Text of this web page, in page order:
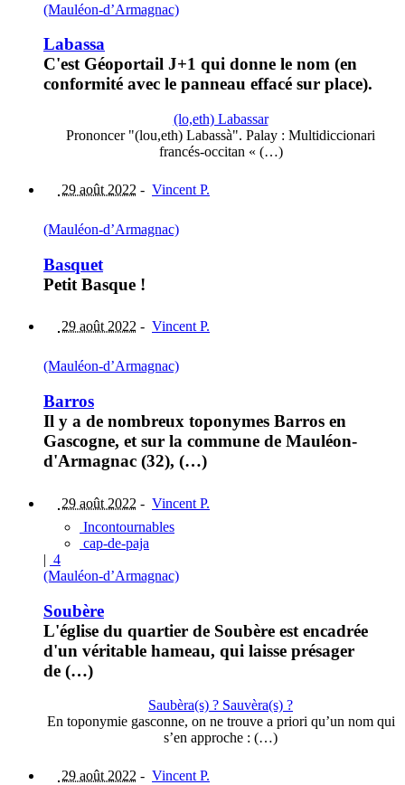
(Mauléon-d’Armagnac)
Labassa
C'est Géoportail J+1 qui donne le nom (en
conformité avec le panneau effacé sur place).
(lo,eth) Labassar
Prononcer "(lou,eth) Labassà". Palay : Multidiccionari
francés-occitan « (…)
29 août 2022 - Vincent P.
(Mauléon-d’Armagnac)
Basquet
Petit Basque !
29 août 2022 - Vincent P.
(Mauléon-d’Armagnac)
Barros
Il y a de nombreux toponymes Barros en
Gascogne, et sur la commune de Mauléon-
d'Armagnac (32), (…)
29 août 2022 - Vincent P.
Incontournables
cap-de-paja
| 4
(Mauléon-d’Armagnac)
Soubère
L'église du quartier de Soubère est encadrée
d'un véritable hameau, qui laisse présager
de (…)
Saubèra(s) ? Sauvèra(s) ?
En toponymie gasconne, on ne trouve a priori qu’un nom qui
s’en approche : (…)
29 août 2022 - Vincent P.